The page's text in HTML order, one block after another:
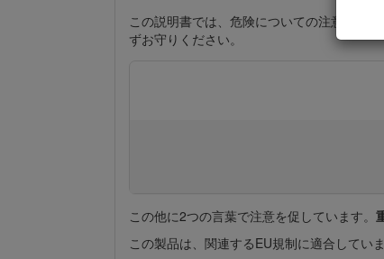
この説明書では、危険についての注意を促す
ずお守りください。
この他に2つの言葉で注意を促しています。
この製品は、関連するEU規制に適合してい